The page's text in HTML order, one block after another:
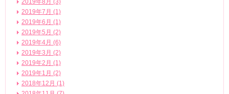
2019年8月 (3)
2019年7月 (1)
2019年6月 (1)
2019年5月 (2)
2019年4月 (6)
2019年3月 (2)
2019年2月 (1)
2019年1月 (2)
2018年12月 (1)